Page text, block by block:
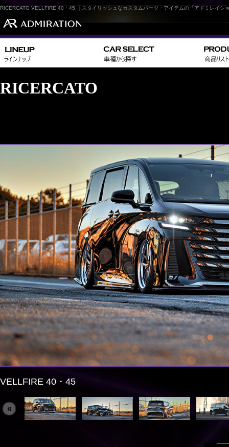
RICERCATO VELLFIRE 40・45 ｜スタイリッシュなカスタムパーツ・アイテムの「アドミレイシ
RICERCATO
VELLFIRE 40・45
«